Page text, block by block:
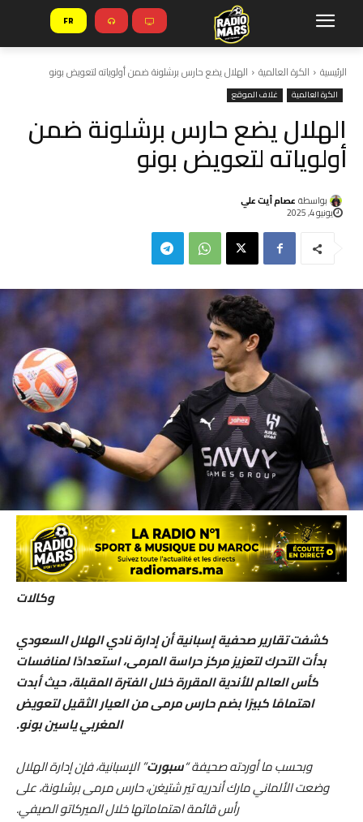
FR
الرئيسية الكرة العالمية الهلال يضع حارس برشلونة ضمن أولوياته لتعويض بونو
الكرة العالمية غلاف الموقع
الهلال يضع حارس برشلونة ضمن
أولوياته لتعويض بونو
بواسطة عصام أيت علي
يونيو 4, 2025
وكالات
كشفت تقارير صحفية إسبانية أن إدارة نادي الهلال السعودي
بدأت التحرك لتعزيز مركز حراسة المرمى، استعدادًا لمنافسات
كأس العالم للأندية المقررة خلال الفترة المقبلة، حيث أبدت
اهتمامًا كبيرًا بضم حارس مرمى من العيار الثقيل لتعويض
المغربي ياسين بونو.
وبحسب ما أوردته صحيفة “سبورت” الإسبانية، فإن إدارة الهلال
وضعت الألماني مارك أندريه تير شتيغن، حارس مرمى برشلونة، على
رأس قائمة اهتماماتها خلال الميركاتو الصيفي.